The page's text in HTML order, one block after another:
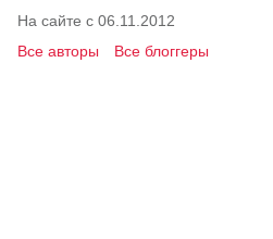
На сайте с 06.11.2012
Все авторы
Все блоггеры